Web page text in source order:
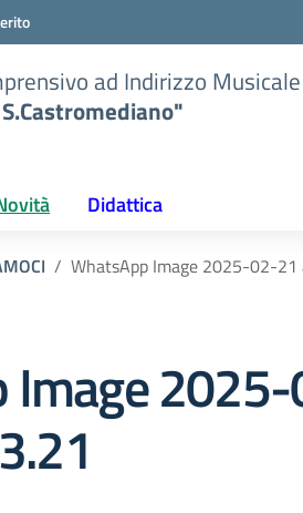
ad Indirizzo Musicale
Didattica
WhatsApp Image 2025-02-21
Image